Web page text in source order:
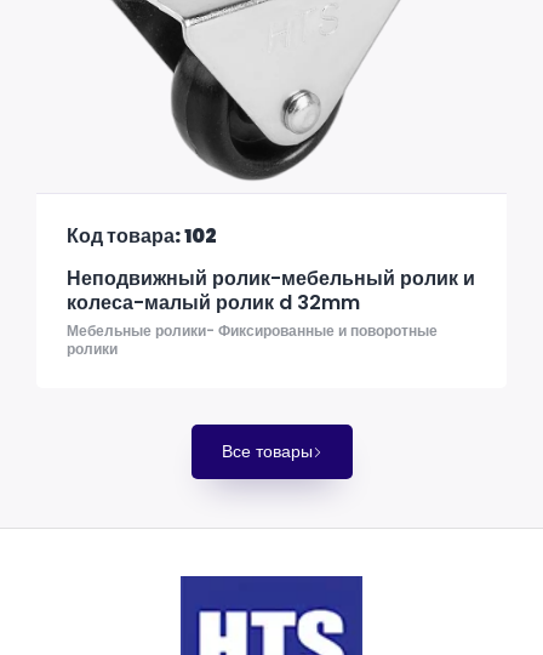
Код товара: 102
Неподвижный ролик-мебельный ролик и
колеса-малый ролик d 32mm
Мебельные ролики- Фиксированные и поворотные
ролики
Все товары